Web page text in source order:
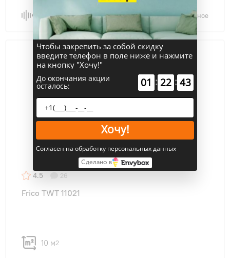
Сравнить В избранное
4.5 26
Frico TWT 11021
10 м2
Чтобы закрепить за собой скидку
введите телефон в поле ниже и нажмите
на кнопку "Хочу!"
До окончания акции
осталось: 01 : 22 : 43
Хочу!
Согласен на обработку персональных данных
Сделано в